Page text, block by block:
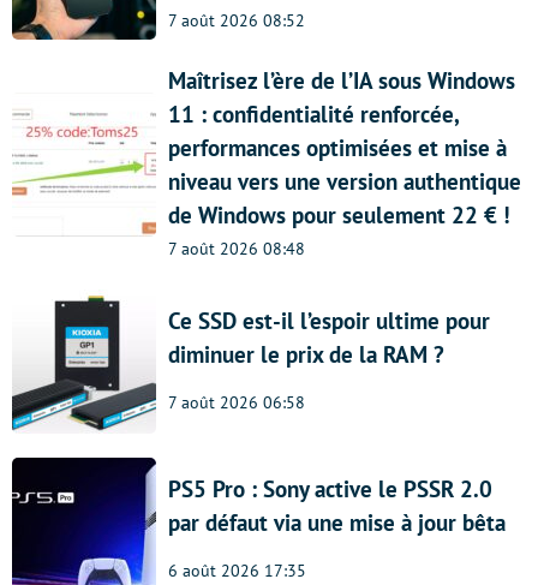
7 août 2026 08:52
Maîtrisez l’ère de l’IA sous Windows
11 : confidentialité renforcée,
performances optimisées et mise à
niveau vers une version authentique
de Windows pour seulement 22 € !
7 août 2026 08:48
Ce SSD est-il l’espoir ultime pour
diminuer le prix de la RAM ?
7 août 2026 06:58
PS5 Pro : Sony active le PSSR 2.0
par défaut via une mise à jour bêta
6 août 2026 17:35